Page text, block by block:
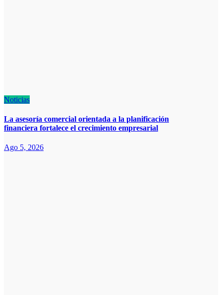
Noticias
La asesoría comercial orientada a la planificación
financiera fortalece el crecimiento empresarial
Ago 5, 2026